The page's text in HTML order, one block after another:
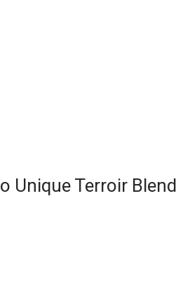
Unique Terroir Blend